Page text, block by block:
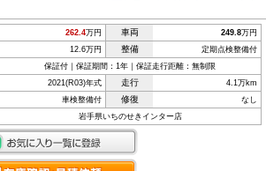
262.4万円 車両 249.8万円
12.6万円 整備 定期点検整備付
保証付｜保証期間：1年｜保証走行距離：無制限
2021(R03)年式 走行 4.1万km
車検整備付 修復 なし
岩手県いちのせきインター店